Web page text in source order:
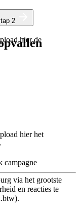
hier de
hier het
2
campagne
via het grootste
en reacties te